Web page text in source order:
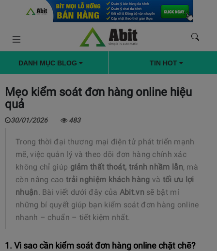
DANH MỤC BLOG TIN HOT
Mẹo kiểm soát đơn hàng online hiệu
quả
30/01/2026 483
Trong thời đại thương mại điện tử phát triển mạnh
mẽ, việc quản lý và theo dõi đơn hàng chính xác
không chỉ giúp giảm thất thoát, tránh nhầm lẫn, mà
còn nâng cao trải nghiệm khách hàng và tối ưu lợi
nhuận. Bài viết dưới đây của Abit.vn sẽ bật mí
những bí quyết giúp bạn kiểm soát đơn hàng online
nhanh – chuẩn – tiết kiệm nhất.
1. Vì sao cần kiểm soát đơn hàng online chặt chẽ?